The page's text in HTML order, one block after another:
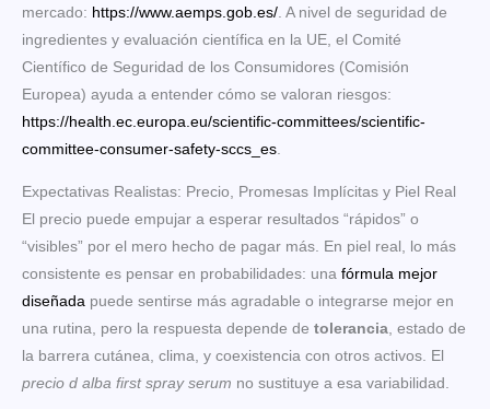
mercado: https://www.aemps.gob.es/ . A nivel de seguridad de
ingredientes y evaluación científica en la UE, el Comité
Científico de Seguridad de los Consumidores (Comisión
Europea) ayuda a entender cómo se valoran riesgos:
https://health.ec.europa.eu/scientific-committees/scientific-
committee-consumer-safety-sccs_es
Expectativas Realistas: Precio, Promesas Implícitas y Piel Real
El precio puede empujar a esperar resultados “rápidos” o
“visibles” por el mero hecho de pagar más. En piel real, lo más
consistente es pensar en probabilidades: una fórmula mejor
diseñada puede sentirse más agradable o integrarse mejor en
una rutina, pero la respuesta depende de tolerancia , estado de
la barrera cutánea, clima, y coexistencia con otros activos. El
precio d alba first spray serum no sustituye a esa variabilidad.